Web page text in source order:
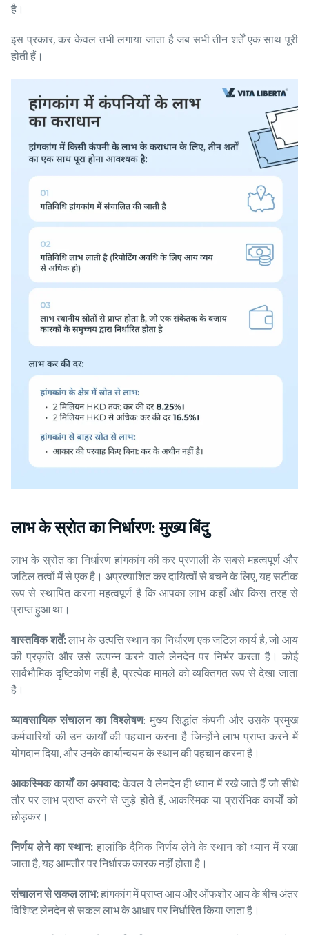
है।
इस प्रकार, कर केवल तभी लगाया जाता है जब सभी तीन शर्तें एक साथ पूरी
होती हैं।
लाभ के स्रोत का निर्धारण: मुख्य बिंदु
लाभ के स्रोत का निर्धारण हांगकांग की कर प्रणाली के सबसे महत्वपूर्ण और
जटिल तत्वों में से एक है। अप्रत्याशित कर दायित्वों से बचने के लिए, यह सटीक
रूप से स्थापित करना महत्वपूर्ण है कि आपका लाभ कहाँ और किस तरह से
प्राप्त हुआ था।
वास्तविक शर्तें:लाभ के उत्पत्ति स्थान का निर्धारण एक जटिल कार्य है, जो आय
की प्रकृति और उसे उत्पन्न करने वाले लेनदेन पर निर्भर करता है। कोई
सार्वभौमिक दृष्टिकोण नहीं है, प्रत्येक मामले को व्यक्तिगत रूप से देखा जाता
है।
व्यावसायिक संचालन का विश्लेषण: मुख्य सिद्धांत कंपनी और उसके प्रमुख
कर्मचारियों की उन कार्यों की पहचान करना है जिन्होंने लाभ प्राप्त करने में
योगदान दिया, और उनके कार्यान्वयन के स्थान की पहचान करना है।
आकस्मिक कार्यों का अपवाद: केवल वे लेनदेन ही ध्यान में रखे जाते हैं जो सीधे
तौर पर लाभ प्राप्त करने से जुड़े होते हैं, आकस्मिक या प्रारंभिक कार्यों को
छोड़कर।
निर्णय लेने का स्थान: हालांकि दैनिक निर्णय लेने के स्थान को ध्यान में रखा
जाता है, यह आमतौर पर निर्धारक कारक नहीं होता है।
संचालन से सकल लाभ:हांगकांग में प्राप्त आय और ऑफशोर आय के बीच अंतर
विशिष्ट लेनदेन से सकल लाभ के आधार पर निर्धारित किया जाता है।